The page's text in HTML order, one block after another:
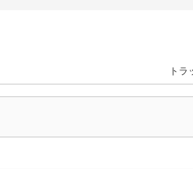
トラ